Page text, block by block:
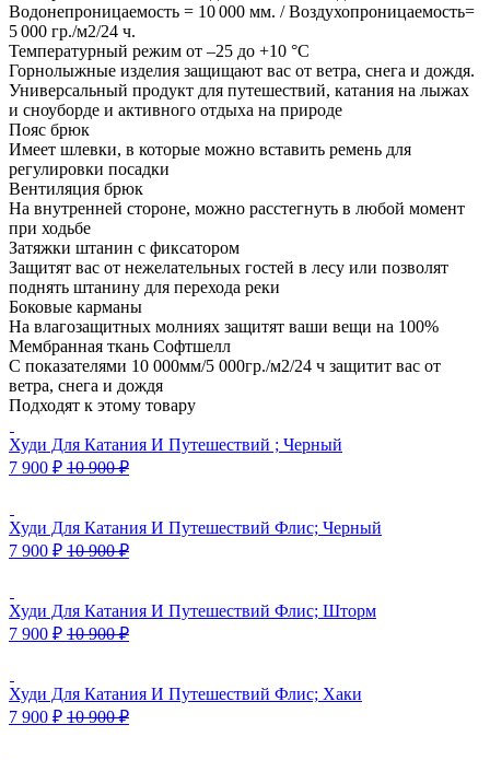
Водонепроницаемость = 10 000 мм. / Воздухопроницаемость=
5 000 гр./м2/24 ч.
Температурный режим от –25 до +10 °C
Горнолыжные изделия защищают вас от ветра, снега и дождя.
Универсальный продукт для путешествий, катания на лыжах
и сноуборде и активного отдыха на природе
Пояс брюк
Имеет шлевки, в которые можно вставить ремень для
регулировки посадки
Вентиляция брюк
На внутренней стороне, можно расстегнуть в любой момент
при ходьбе
Затяжки штанин с фиксатором
Защитят вас от нежелательных гостей в лесу или позволят
поднять штанину для перехода реки
Боковые карманы
На влагозащитных молниях защитят ваши вещи на 100%
Мембранная ткань Софтшелл
С показателями 10 000мм/5 000гр./м2/24 ч защитит вас от
ветра, снега и дождя
Подходят к этому товару
Худи Для Катания И Путешествий ; Черный
7 900 ₽ 10 900₽
Худи Для Катания И Путешествий Флис; Черный
7 900 ₽ 10 900₽
Худи Для Катания И Путешествий Флис; Шторм
7 900 ₽ 10 900₽
Худи Для Катания И Путешествий Флис; Хаки
7 900 ₽ 10 900₽